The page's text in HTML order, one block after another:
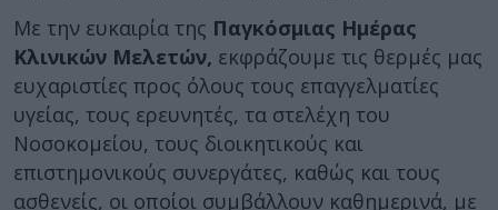
Με την ευκαιρία της Παγκόσμιας Ημέρας
Κλινικών Μελετών, εκφράζουμε τις θερμές μας
ευχαριστίες προς όλους τους επαγγελματίες
υγείας, τους ερευνητές, τα στελέχη του
Νοσοκομείου, τους διοικητικούς και
επιστημονικούς συνεργάτες, καθώς και τους
ασθενείς, οι οποίοι συμβάλλουν καθημερινά, με